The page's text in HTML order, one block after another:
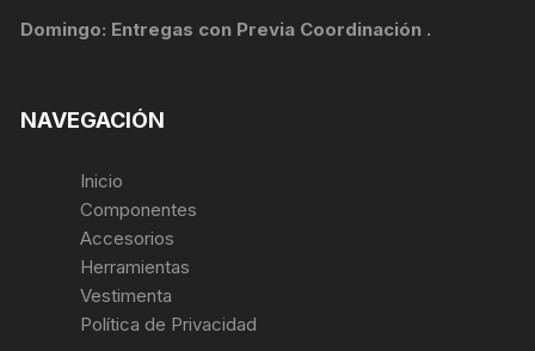
Domingo: Entregas con Previa Coordinación .
NAVEGACIÓN
Inicio
Componentes
Accesorios
Herramientas
Vestimenta
Política de Privacidad